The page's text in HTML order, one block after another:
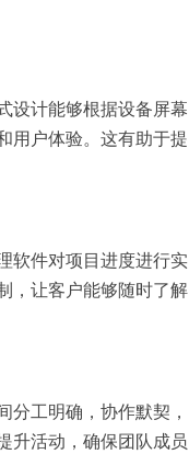
设计能够根据设备屏幕
用户体验。这有助于提
软件对项目进度进行实
，让客户能够随时了解
工明确，协作默契，
升活动，确保团队成员